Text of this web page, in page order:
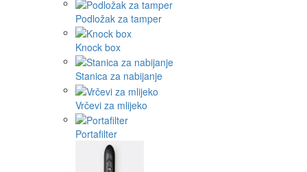
Podložak za tamper
Knock box
Stanica za nabijanje
Vrčevi za mlijeko
Portafilter